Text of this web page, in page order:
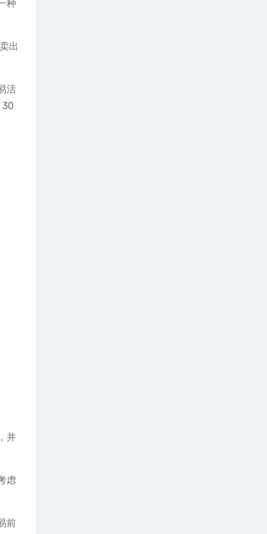
种
出
活
30
并
虑
前